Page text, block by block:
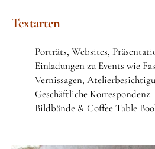
Textarten
Porträts, Websites,
Einladungen zu Events wie
Vernissagen,
Geschäftliche Korrespondenz
Bildbände & Coffee Table